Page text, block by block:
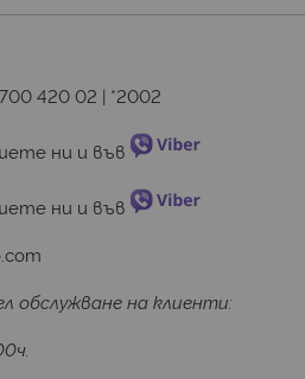
420 02 | *2002
ни и във
ни и във
обслужване на клиенти: